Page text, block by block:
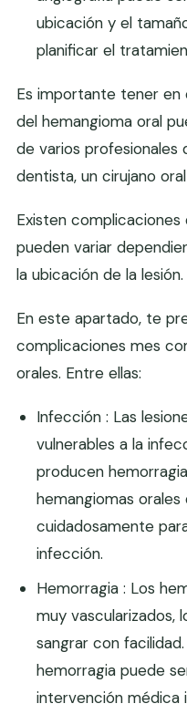
ubicación y el
planificar el
Es importante tener
del hemangioma oral
de varios profesionales
dentista, un cirujano
Existen
pueden variar
la ubicación de la lesión.
En este apartado, te
complicaciones mes
orales. Entre ellas:
Infección : Las
vulnerables a la
producen
hemangiomas
cuidadosamente
infección.
Hemorragia : Los
muy vascularizados,
sangrar con
hemorragia puede
intervención médica